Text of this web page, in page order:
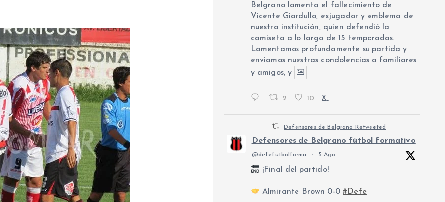
Belgrano lamenta el fallecimiento de
Vicente Giardullo, exjugador y emblema de
nuestra institución, quien defendió la
camiseta a lo largo de 15 temporadas.
Lamentamos profundamente su partida y
enviamos nuestras condolencias a familiares
y amigos, y
2 10 X
Defensores de Belgrano Retweeted
Defensores de Belgrano fútbol formativo
@defefutbolforma · 5 Ago
¡Final del partido!
Almirante Brown 0-0#Defe